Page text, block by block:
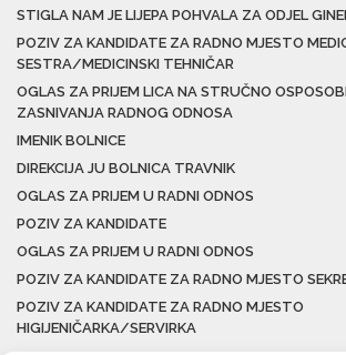
STIGLA NAM JE LIJEPA POHVALA ZA ODJEL
POZIV ZA KANDIDATE ZA RADNO MJESTO
SESTRA/MEDICINSKI TEHNIČAR
OGLAS ZA PRIJEM LICA NA STRUČNO
ZASNIVANJA RADNOG ODNOSA
IMENIK BOLNICE
DIREKCIJA JU BOLNICA TRAVNIK
OGLAS ZA PRIJEM U RADNI ODNOS
POZIV ZA KANDIDATE
OGLAS ZA PRIJEM U RADNI ODNOS
POZIV ZA KANDIDATE ZA RADNO MJESTO
POZIV ZA KANDIDATE ZA RADNO MJESTO
HIGIJENIČARKA/SERVIRKA